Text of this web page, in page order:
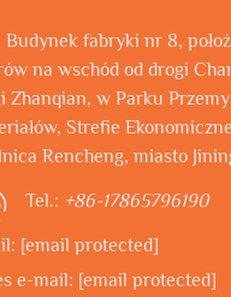
Budynek fabryki nr 8,
na wschód od drogi
Zhanqian, w Parku
Strefie
Rencheng, miasto
Tel.: +86-17865796190
[email protected]
e-mail: [email protected]